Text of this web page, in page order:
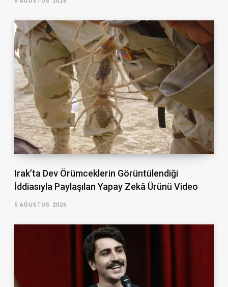
Irak’ta Dev Örümceklerin Görüntülendiği
İddiasıyla Paylaşılan Yapay Zekâ Ürünü Video
5 AĞUSTOS 2026